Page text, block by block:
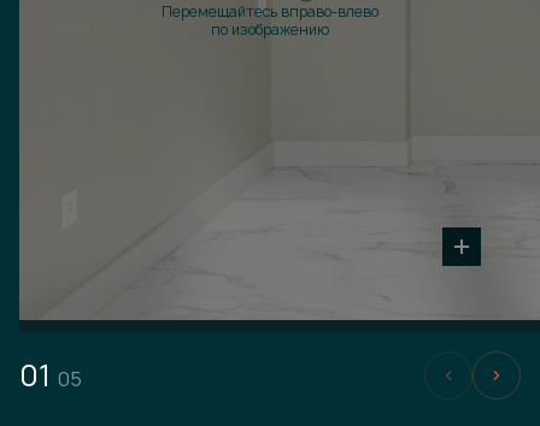
Перемещайтесь вправо-влево
по изображению
01 05